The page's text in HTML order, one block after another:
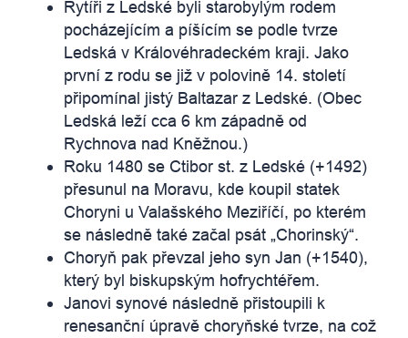
Rytíři z Ledské byli starobylým rodem
pocházejícím a píšícím se podle tvrze
Ledská v Královéhradeckém kraji. Jako
první z rodu se již v polovině 14. století
připomínal jistý Baltazar z Ledské. (Obec
Ledská leží cca 6 km západně od
Rychnova nad Kněžnou.)
Roku 1480 se Ctibor st. z Ledské (+1492)
přesunul na Moravu, kde koupil statek
Choryni u Valašského Meziříčí, po kterém
se následně také začal psát „Chorinský“.
Choryň pak převzal jeho syn Jan (+1540),
který byl biskupským hofrychtéřem.
Janovi synové následně přistoupili k
renesanční úpravě choryňské tvrze, na což